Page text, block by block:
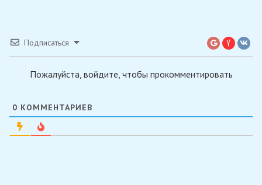
Подписаться
Пожалуйста, войдите, чтобы прокомментировать
0 КОММЕНТАРИЕВ